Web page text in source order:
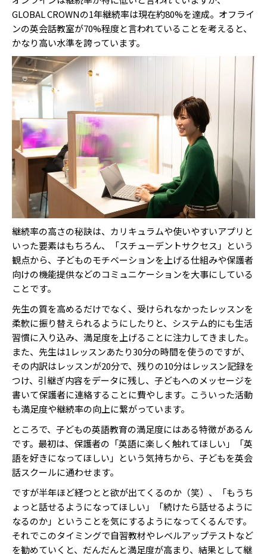
GLOBAL CROWNの1年継続率は現在約80%を達成。オフライ
ンの英会話教室が70%程度と言われていることを考えると、
かなり高い水準を誇っています。
継続率の高さの秘訣は、カリキュラムや使いやすいアプリと
いった要素はもちろん、「スチューデントサクセス」という
観点から、子どものモチベーションを上げる仕組みや保護者
向けの機能提供などのコミュニケーションを大事にしている
ことです。
先生の質を高めるだけでなく、受けられなかったレッスンを
柔軟に振り替えられるようにしたりと、システム的にも生活
習慣に入り込み、満足度を上げることに注力してきました。
また、先生は1レッスンあたり30分の時間を使うのですが、
その内訳はレッスンが20分で、残りの10分はレッスン記録を
つけ、引継ぎ内容をデータに残し、子どもへのメッセージを
書いて保護者に連絡することに費やします。こういった活動
も満足度や継続率の向上に繋がっています。
ところで、子どもの英語教育の満足度にはある特徴があるん
です。最初は、保護者の「英語に楽しく触れてほしい」「英
語を好きになってほしい」という気持ちから、子どもを英会
話スクールに通わせます。
ですが半年ほど経つとと欲が出てくるのか（笑）、「もうち
ょっと話せるようになってほしい」「続けたら話せるように
なるのか」ということを気にするようになってくるんです。
それでこのタイミングで自習教材やレベルアップテストなど
を勧めていくと、だんだんと満足度が高まり、結果として継